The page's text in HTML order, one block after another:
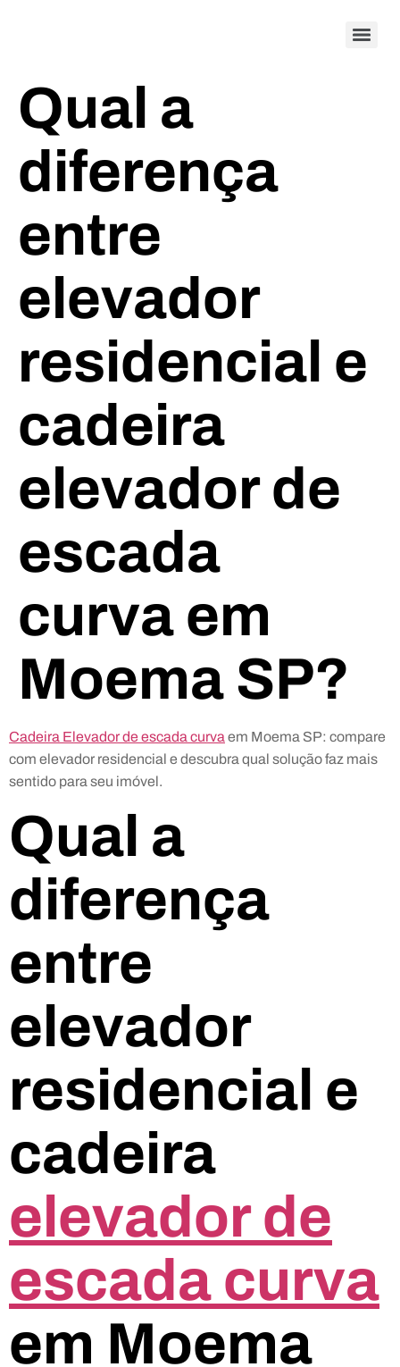
Qual a
diferença
entre
elevador
residencial e
cadeira
elevador de
escada
curva em
Moema SP?
Cadeira Elevador de escada curva em Moema SP: compare
com elevador residencial e descubra qual solução faz mais
sentido para seu imóvel.
Qual a
diferença
entre
elevador
residencial e
cadeira
elevador de
escada curva
em Moema